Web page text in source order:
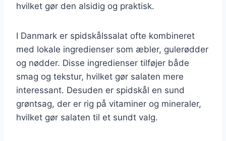
hvilket gør den alsidig og praktisk.
I Danmark er spidskålssalat ofte kombineret
med lokale ingredienser som æbler, gulerødder
og nødder. Disse ingredienser tilføjer både
smag og tekstur, hvilket gør salaten mere
interessant. Desuden er spidskål en sund
grøntsag, der er rig på vitaminer og mineraler,
hvilket gør salaten til et sundt valg.